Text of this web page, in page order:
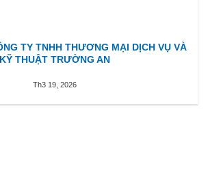
TY TNHH THƯƠNG MẠI DỊCH VỤ VÀ
KỸ THUẬT TRƯỜNG AN
Th3 19, 2026